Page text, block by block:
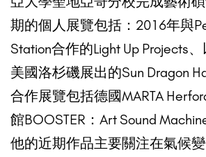
期的個人展覽包括：2016年與
Station合作的Light Up Projects
美國洛杉磯展出的Sun Dragon
合作展覽包括德國MARTA
館BOOSTER：Art Sound
他的近期作品主要關注在氣候